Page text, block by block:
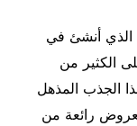
أنشئ في
750 لبرلين .على الكثير من
الجذب المذهل
رائعة من